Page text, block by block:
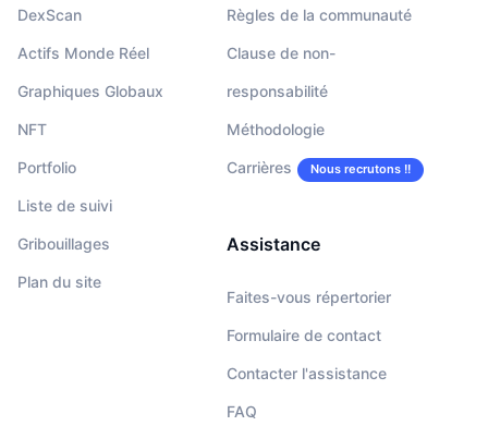
DexScan
Actifs Monde Réel
Graphiques Globaux
NFT
Portfolio
Liste de suivi
Gribouillages
Plan du site
Règles de la communauté
Clause de non-
responsabilité
Méthodologie
Carrières Nous recrutons !!
Assistance
Faites-vous répertorier
Formulaire de contact
Contacter l'assistance
FAQ